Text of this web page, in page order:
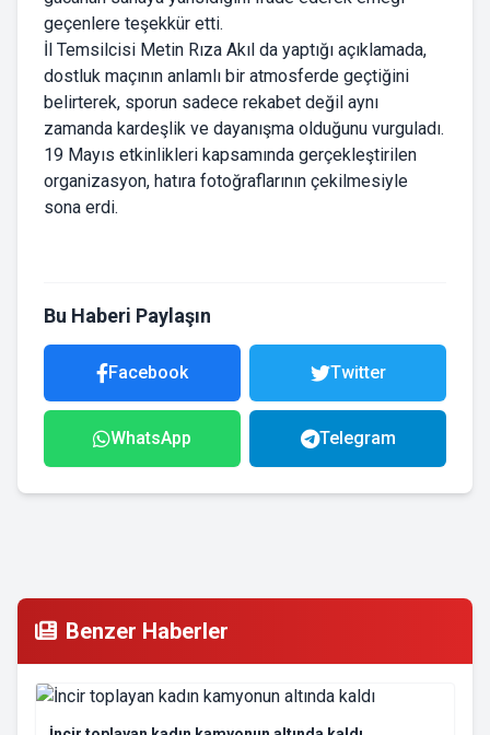
geçenlere teşekkür etti.
İl Temsilcisi Metin Rıza Akıl da yaptığı açıklamada,
dostluk maçının anlamlı bir atmosferde geçtiğini
belirterek, sporun sadece rekabet değil aynı
zamanda kardeşlik ve dayanışma olduğunu vurguladı.
19 Mayıs etkinlikleri kapsamında gerçekleştirilen
organizasyon, hatıra fotoğraflarının çekilmesiyle
sona erdi.
Bu Haberi Paylaşın
Facebook Twitter
WhatsApp Telegram
Benzer Haberler